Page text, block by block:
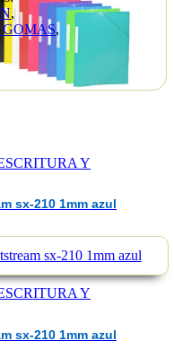
,
,
Y
sx-210 1mm azul
Y
sx-210 1mm azul